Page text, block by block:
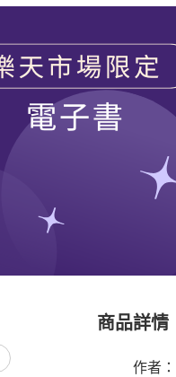
商品詳情
作者：